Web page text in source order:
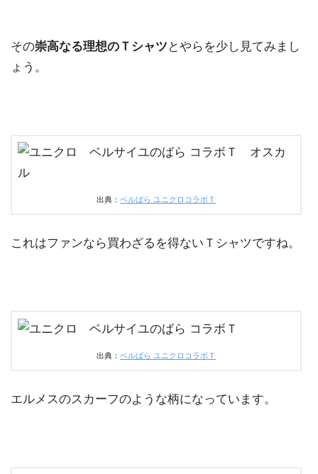
その崇高なる理想のＴシャツ とやらを少し見てみまし
ょう。
出典： ベルばら ユニクロコラボＴ
これはファンなら買わざるを得ないＴシャツですね。
出典： ベルばら ユニクロコラボＴ
エルメスのスカーフのような柄になっています。